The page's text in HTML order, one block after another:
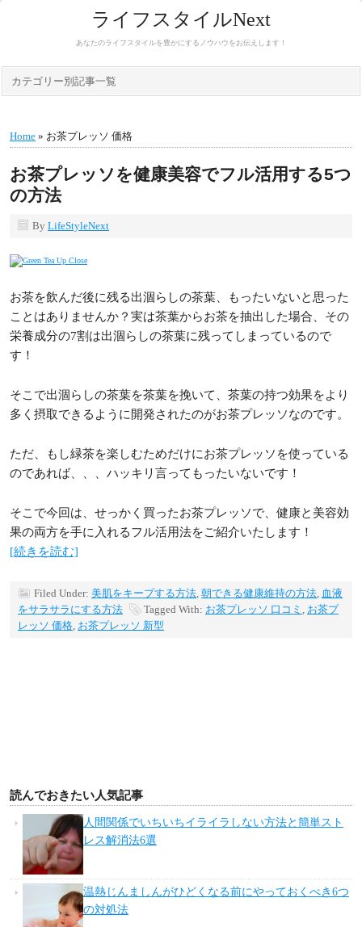
ライフスタイルNext
あなたのライフスタイルを豊かにするノウハウをお伝えします！
カテゴリー別記事一覧
Home » お茶プレッソ 価格
お茶プレッソを健康美容でフル活用する5つ
の方法
By LifeStyleNext
お茶を飲んだ後に残る出涸らしの茶葉、もったいないと思った
ことはありませんか？実は茶葉からお茶を抽出した場合、その
栄養成分の7割は出涸らしの茶葉に残ってしまっているので
す！
そこで出涸らしの茶葉を茶葉を挽いて、茶葉の持つ効果をより
多く摂取できるように開発されたのがお茶プレッソなのです。
ただ、もし緑茶を楽しむためだけにお茶プレッソを使っている
のであれば、、、ハッキリ言ってもったいないです！
そこで今回は、せっかく買ったお茶プレッソで、健康と美容効
果の両方を手に入れるフル活用法をご紹介いたします！
[続きを読む]
Filed Under: 美肌をキープする方法, 朝できる健康維持の方法, 血液
をサラサラにする方法
Tagged With: お茶プレッソ 口コミ , お茶プ
レッソ 価格, お茶プレッソ 新型
読んでおきたい人気記事
人間関係でいちいちイライラしない方法と簡単スト
レス解消法6選
温熱じんましんがひどくなる前にやっておくべき6つ
の対処法